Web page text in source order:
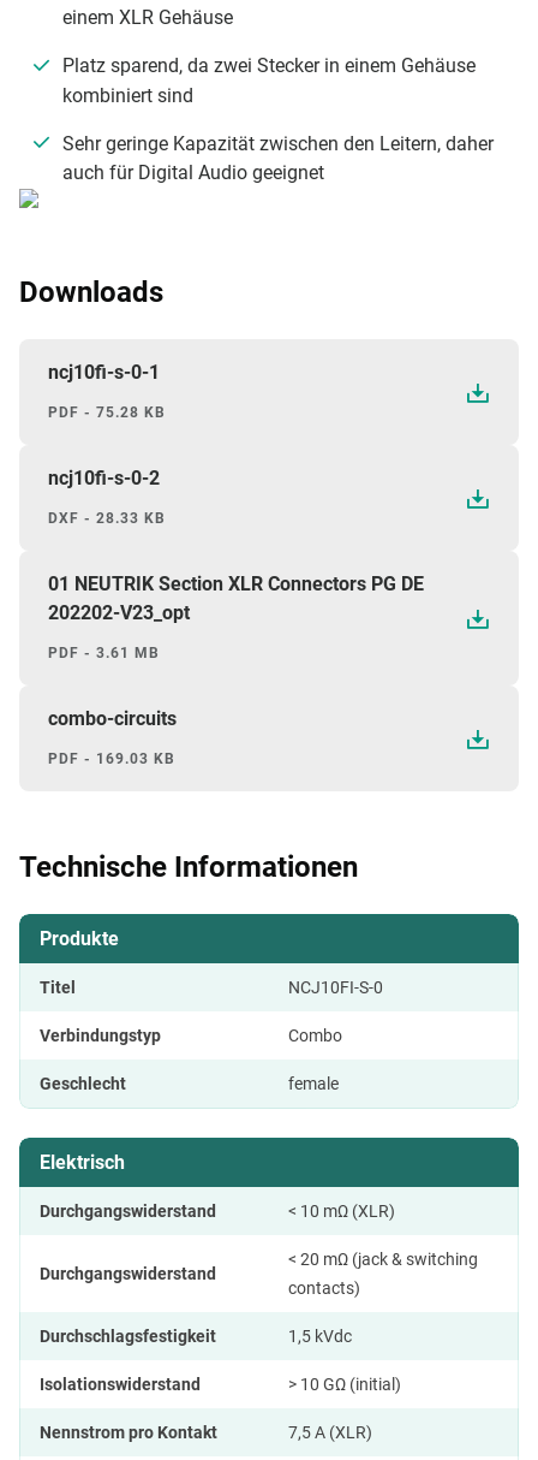
einem XLR Gehäuse
Platz sparend, da zwei Stecker in einem Gehäuse
kombiniert sind
Sehr geringe Kapazität zwischen den Leitern, daher
auch für Digital Audio geeignet
Downloads
ncj10fi-s-0-1
PDF - 75.28 KB
ncj10fi-s-0-2
DXF - 28.33 KB
01 NEUTRIK Section XLR Connectors PG DE
202202-V23_opt
PDF - 3.61 MB
combo-circuits
PDF - 169.03 KB
Technische Informationen
Produkte
Titel NCJ10FI-S-0
Verbindungstyp Combo
Geschlecht female
Elektrisch
Durchgangswiderstand < 10 mΩ (XLR)
Durchgangswiderstand
< 20 mΩ (jack & switching
contacts)
Durchschlagsfestigkeit 1,5 kVdc
Isolationswiderstand > 10 GΩ (initial)
Nennstrom pro Kontakt 7,5 A (XLR)